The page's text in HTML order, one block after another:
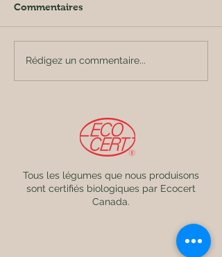
Commentaires
Rédigez un commentaire...
Tous les légumes que nous produisons
sont certifiés biologiques par Ecocert
Canada.